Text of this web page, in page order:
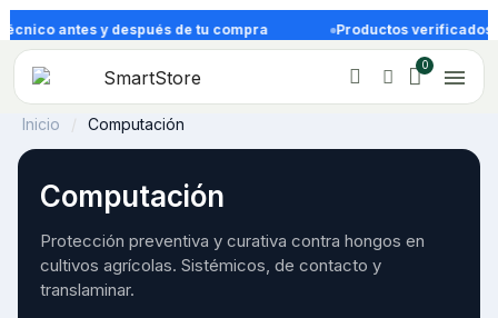
antes y después de tu compra Productos verificados
Inicio Computación
Computación
Protección preventiva y curativa contra hongos en
cultivos agrícolas. Sistémicos, de contacto y
translaminar.